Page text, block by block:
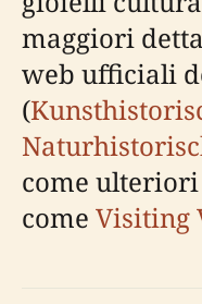
maggiori
web ufficiali
(
come
come Visiting